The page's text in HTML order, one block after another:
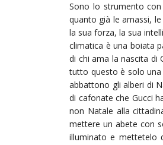
Sono lo strumento
quanto già le amassi,
la sua forza, la sua
climatica è una boiata
di chi ama la nascita di
tutto questo è solo una
abbattono gli alberi di
di cafonate che Gucci
non Natale alla
mettere un abete con
illuminato e mettetelo